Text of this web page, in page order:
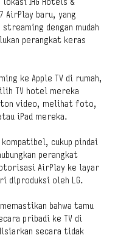
AirPlay baru, yang
dengan mudah
perangkat keras
ke Apple TV di rumah,
TV hotel mereka
video, melihat foto,
iPad mereka.
kompatibel, cukup pindai
perangkat
AirPlay ke layar
diproduksi oleh LG.
bahwa tamu
pribadi ke TV di
secara tidak